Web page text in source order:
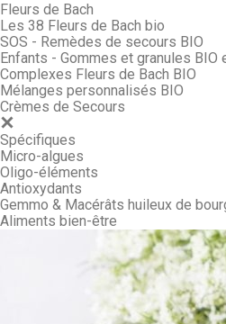
Fleurs de Bach
Les 38 Fleurs de Bach bio
SOS - Remèdes de secours BIO
Enfants - Gommes et granules BIO
Complexes Fleurs de Bach BIO
Mélanges personnalisés BIO
Crèmes de Secours
Spécifiques
Micro-algues
Oligo-éléments
Antioxydants
Gemmo & Macérâts huileux de
Aliments bien-être